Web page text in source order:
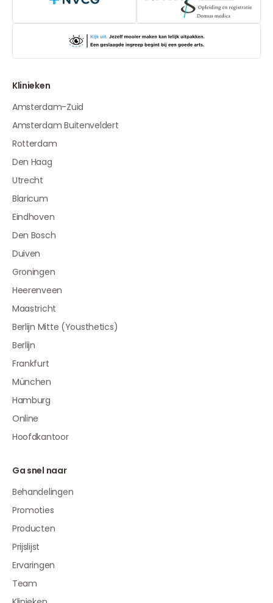
NVCG
Klinieken
Amsterdam-Zuid
Amsterdam Buitenveldert
Rotterdam
Den Haag
Utrecht
Blaricum
Eindhoven
Den Bosch
Duiven
Groningen
Heerenveen
Maastricht
Berlijn Mitte (Yousthetics)
Berlijn
Frankfurt
München
Hamburg
Online
Hoofdkantoor
Ga snel naar
Behandelingen
Promoties
Producten
Prijslijst
Ervaringen
Team